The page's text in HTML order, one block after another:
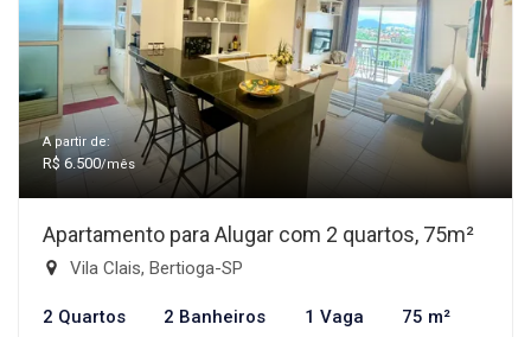
A partir de:
R$ 6.500/mês
Apartamento para Alugar com 2 quartos, 75m²
Vila Clais, Bertioga-SP
2 Quartos 2 Banheiros 1 Vaga 75 m²